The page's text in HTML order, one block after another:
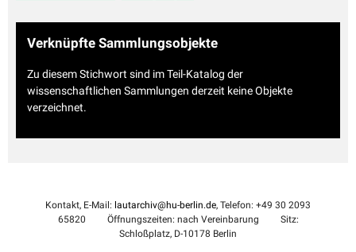
Verknüpfte Sammlungsobjekte
Zu diesem Stichwort sind im Teil-Katalog der
wissenschaftlichen Sammlungen derzeit keine Objekte
verzeichnet.
Kontakt, E-Mail: lautarchiv@hu-berlin.de, Telefon: +49 30 2093
65820
Öffnungszeiten: nach Vereinbarung
Sitz:
Schloßplatz, D-10178 Berlin